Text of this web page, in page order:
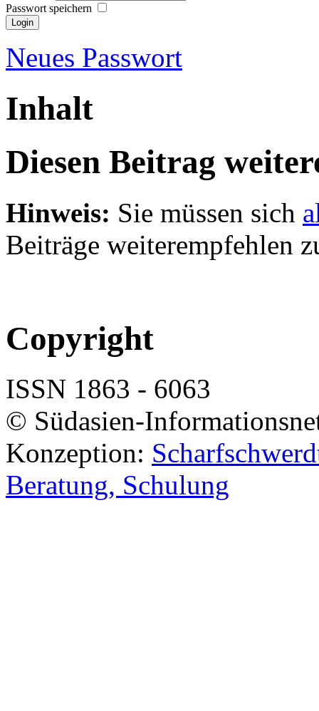
Passwort speichern
Neues Passwort
Inhalt
Diesen Beitrag
Hinweis: Sie müssen sich
Beiträge weiterempfehlen
Copyright
ISSN 1863 - 6063
© Südasien-
Konzeption:
Beratung, Schulung